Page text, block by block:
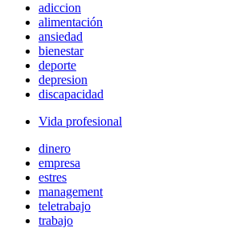
adiccion
alimentación
ansiedad
bienestar
deporte
depresion
discapacidad
Vida profesional
dinero
empresa
estres
management
teletrabajo
trabajo